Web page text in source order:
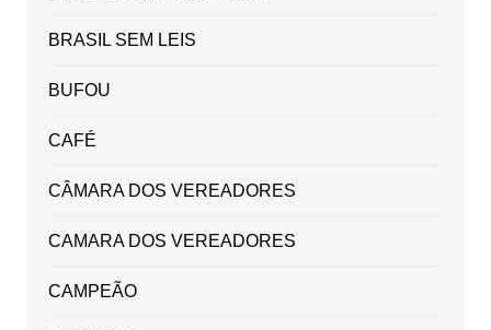
BRASIL SEM LEIS
BUFOU
CAFÉ
CÂMARA DOS VEREADORES
CAMARA DOS VEREADORES
CAMPEÃO